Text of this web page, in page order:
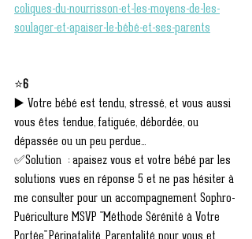
coliques-du-nourrisson-et-les-moyens-de-les-
soulager-et-apaiser-le-bébé-et-ses-parents
⭐6
▶️ Votre bébé est tendu, stressé, et vous aussi
vous êtes tendue, fatiguée, débordée, ou
dépassée ou un peu perdue...
✅Solution  : apaisez vous et votre bébé par les
solutions vues en réponse 5 et ne pas hésiter à
me consulter pour un accompagnement Sophro-
Puériculture MSVP "Méthode Sérénité à Votre